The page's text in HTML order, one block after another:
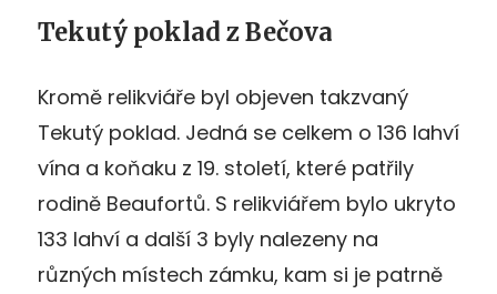
Tekutý poklad z Bečova
Kromě relikviáře byl objeven takzvaný
Tekutý poklad. Jedná se celkem o 136 lahví
vína a koňaku z 19. století, které patřily
rodině Beaufortů. S relikviářem bylo ukryto
133 lahví a další 3 byly nalezeny na
různých místech zámku, kam si je patrně